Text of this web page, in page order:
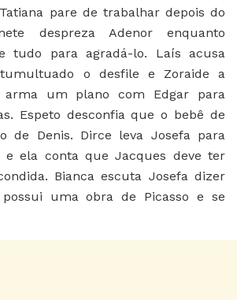
pare de trabalhar depois do
despreza Adenor enquanto
tudo para agradá-lo. Laís acusa
o desfile e Zoraide a
arma um plano com Edgar para
Espeto desconfia que o bebê de
de Denis. Dirce leva Josefa para
e ela conta que Jacques deve ter
Bianca escuta Josefa dizer
uma obra de Picasso e se